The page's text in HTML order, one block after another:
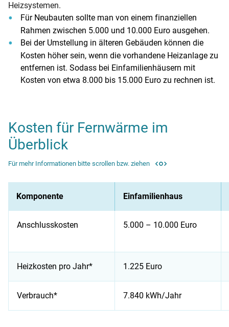
Heizsystemen.
Für Neubauten sollte man von einem finanziellen
Rahmen zwischen 5.000 und 10.000 Euro ausgehen.
Bei der Umstellung in älteren Gebäuden können die
Kosten höher sein, wenn die vorhandene Heizanlage zu
entfernen ist. Sodass bei Einfamilienhäusern mit
Kosten von etwa 8.000 bis 15.000 Euro zu rechnen ist.
Kosten für Fernwärme im
Überblick
Für mehr Informationen bitte scrollen bzw. ziehen
Komponente Einfamilienhaus
Anschlusskosten 5.000 – 10.000 Euro
Heizkosten pro Jahr* 1.225 Euro
Verbrauch* 7.840 kWh/Jahr